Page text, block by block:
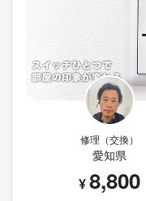
修理（交換）
愛知県
¥8,800